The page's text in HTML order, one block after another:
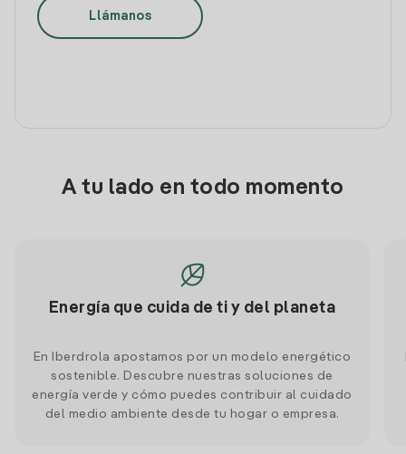
Llámanos
A tu lado en todo momento
Energía que cuida de ti y del planeta
En Iberdrola apostamos por un modelo energético
sostenible. Descubre nuestras soluciones de
energía verde y cómo puedes contribuir al cuidado
del medio ambiente desde tu hogar o empresa.